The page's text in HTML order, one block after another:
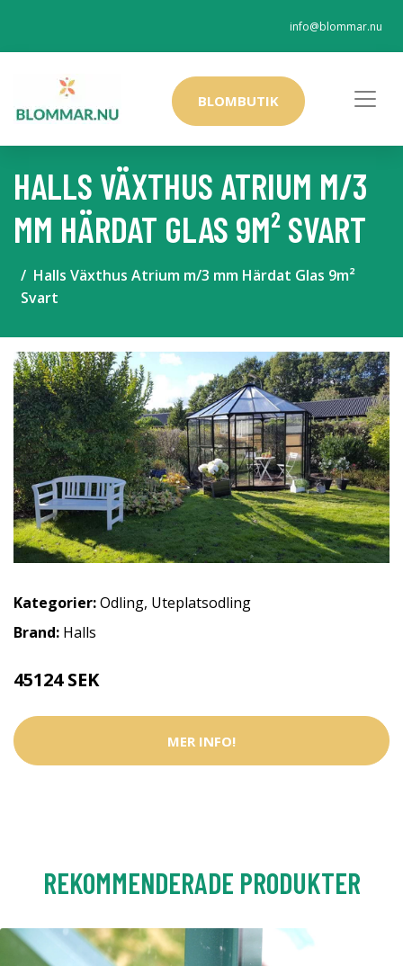
info@blommar.nu
BLOMBUTIK
HALLS VÄXTHUS ATRIUM M/3
MM HÄRDAT GLAS 9M² SVART
Halls Växthus Atrium m/3 mm Härdat Glas 9m²
Svart
Kategorier:Odling, Uteplatsodling
Brand: Halls
45124 SEK
MER INFO!
REKOMMENDERADE PRODUKTER